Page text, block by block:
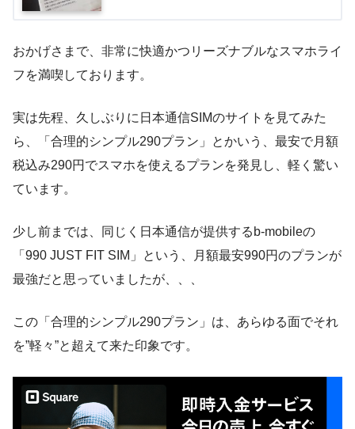
おかげさまで、非常に快適かつリーズナブルなスマホライ
フを満喫しております。
実は先程、久しぶりに日本通信SIMのサイトを見てみた
ら、「合理的シンプル290プラン」とかいう、最安で月額
税込み290円でスマホを使えるプランを発見し、軽く驚い
ています。
少し前までは、同じく日本通信が提供するb-mobileの
「990 JUST FIT SIM」という、月額最安990円のプランが
最強だと思っていましたが、、、
この「合理的シンプル290プラン」は、あらゆる面でそれ
を”軽々”と超えて来た印象です。